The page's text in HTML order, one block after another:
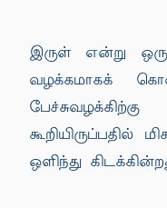
இருள் என்று
வழக்கமாகக்
கூறியிருப்பதில்
ஒளிந்து